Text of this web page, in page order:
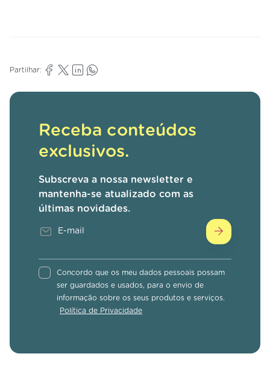
Partilhar:
Receba conteúdos
exclusivos.
Subscreva a nossa newsletter e
mantenha-se atualizado com as
últimas novidades.
Concordo que os meu dados pessoais possam
ser guardados e usados, para o envio de
informação sobre os seus produtos e serviços.
Política de Privacidade